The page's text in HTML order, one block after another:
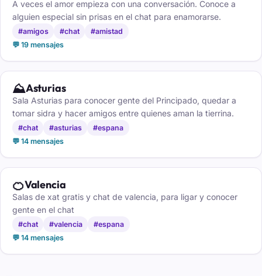
A veces el amor empieza con una conversación. Conoce a
alguien especial sin prisas en el chat para enamorarse.
#amigos #chat
#amistad
💬 19 mensajes
⛰️Asturias
Sala Asturias para conocer gente del Principado, quedar a
tomar sidra y hacer amigos entre quienes aman la tierrina.
#chat #asturias
#espana
💬 14 mensajes
🍊Valencia
Salas de xat gratis y chat de valencia, para ligar y conocer
gente en el chat
#chat #valencia
#espana
💬 14 mensajes